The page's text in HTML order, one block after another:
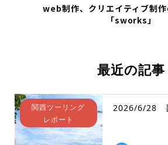
web制作、クリエイティブ制作
「sworks」
最近の記事
関西ツーリング
レポート
2026/6/28